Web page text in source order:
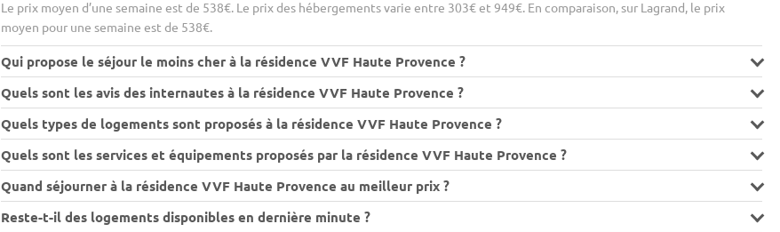
Le prix moyen d’une semaine est de 538€. Le prix des hébergements varie entre 303€ et 949€. En comparaison, sur Lagrand, le prix
moyen pour une semaine est de 538€.
Qui propose le séjour le moins cher à la résidence VVF Haute Provence ?
Quels sont les avis des internautes à la résidence VVF Haute Provence ?
Quels types de logements sont proposés à la résidence VVF Haute Provence ?
Quels sont les services et équipements proposés par la résidence VVF Haute Provence ?
Quand séjourner à la résidence VVF Haute Provence au meilleur prix ?
Reste-t-il des logements disponibles en dernière minute ?